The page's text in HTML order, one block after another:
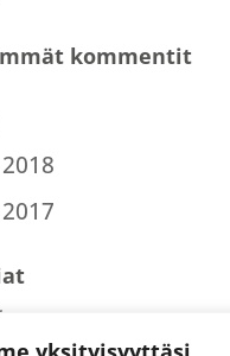
kommentit